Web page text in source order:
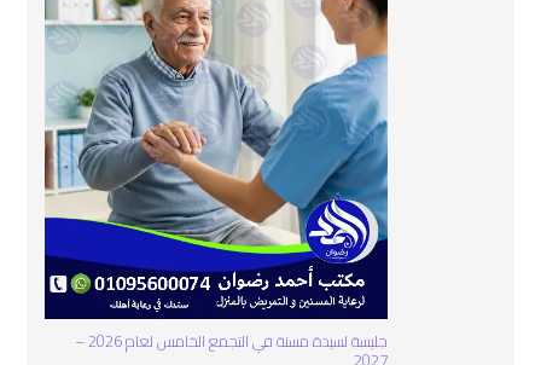
جليسة لسيدة مسنة في التجمع الخامس لعام 2026 –